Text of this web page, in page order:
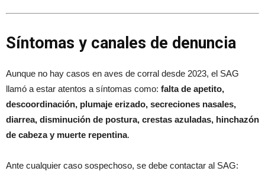
Síntomas y canales de denuncia
Aunque no hay casos en aves de corral desde 2023, el SAG
llamó a estar atentos a síntomas como: falta de apetito,
descoordinación, plumaje erizado, secreciones nasales,
diarrea, disminución de postura, crestas azuladas, hinchazón
de cabeza y muerte repentina.
Ante cualquier caso sospechoso, se debe contactar al SAG: